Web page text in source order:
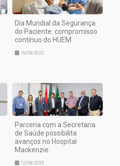
Dia Mundial da Segurança
do Paciente: compromisso
contínuo do HUEM
15/09/2023
Parceria com a Secretaria
de Saúde possibilita
avanços no Hospital
Mackenzie
12/09/2023